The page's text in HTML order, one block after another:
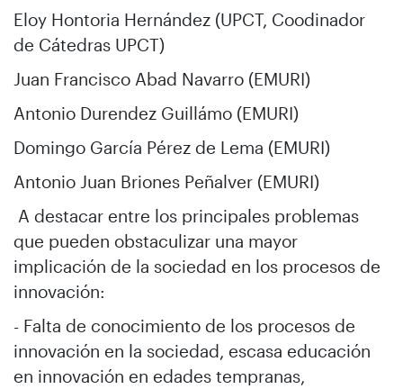
Eloy Hontoria Hernández (UPCT, Coodinador
de Cátedras UPCT)
Juan Francisco Abad Navarro (EMURI)
Antonio Durendez Guillámo (EMURI)
Domingo García Pérez de Lema (EMURI)
Antonio Juan Briones Peñalver (EMURI)
A destacar entre los principales problemas
que pueden obstaculizar una mayor
implicación de la sociedad en los procesos de
innovación:
- Falta de conocimiento de los procesos de
innovación en la sociedad, escasa educación
en innovación en edades tempranas,